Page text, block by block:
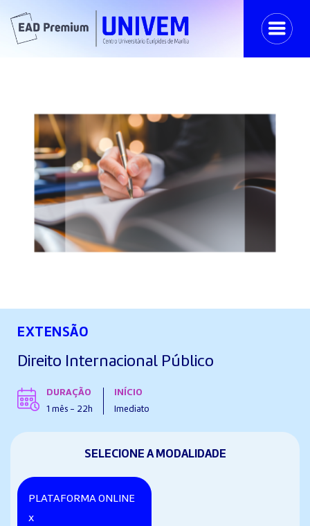
EXTENSÃO
Direito Internacional Público
DURAÇÃO
1 mês - 22h
INÍCIO
Imediato
SELECIONE A MODALIDADE
PLATAFORMA ONLINE
x